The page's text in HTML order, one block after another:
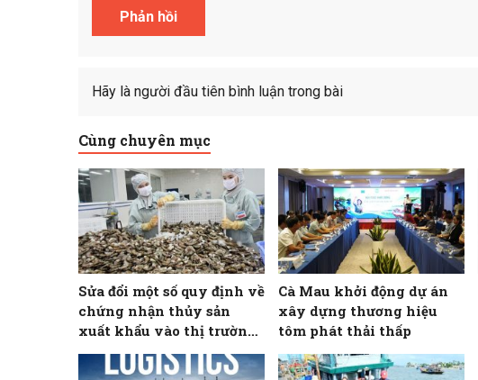
Hãy là người đầu tiên bình luận trong bài
Cùng chuyên mục
Sửa đổi một số quy định về
chứng nhận thủy sản
xuất khẩu vào thị trường
Hoa Kỳ
Cà Mau khởi động dự án
xây dựng thương hiệu
tôm phát thải thấp